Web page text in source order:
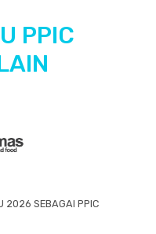
PPIC
2026 SEBAGAI PPIC